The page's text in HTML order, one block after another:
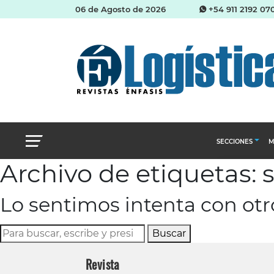
06 de Agosto de 2026 +54 911 2192
SECCIONES
Almacenes e
Archivo de etiquetas:
Lo sentimos intenta con
Buscar
Revista